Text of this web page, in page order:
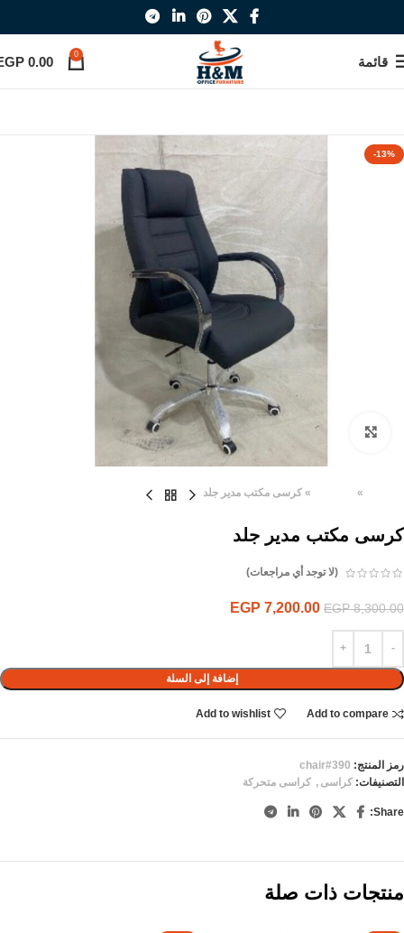
قائمة 0
0.00
-13%
»
» كرسى مكتب مدير جلد
كرسى مكتب مدير جلد
(لا توجد أي مراجعات)
EGP8,300.00
EGP 7,200.00
إضافة إلى السلة
Add to compare
Add to wishlist
رمز المنتج: chair#390
التصنيفات: كراسى , كراسى متحركة
Share:
منتجات ذات صلة